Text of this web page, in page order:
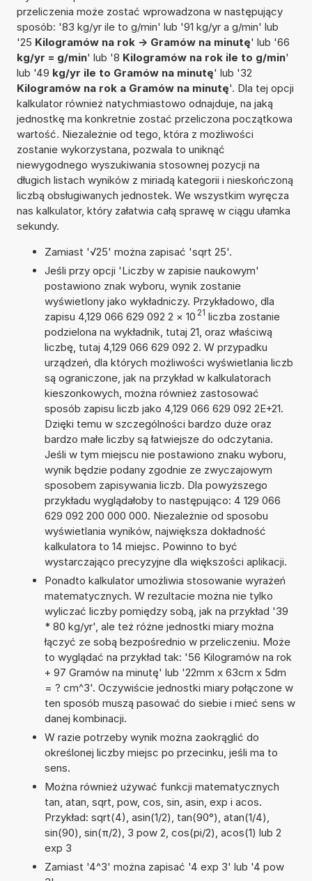
przeliczenia może zostać wprowadzona w następujący
sposób: '83 kg/yr ile to g/min' lub '91 kg/yr a g/min' lub
'25 Kilogramów na rok -> Gramów na minutę' lub '66
kg/yr = g/min' lub '8 Kilogramów na rok ile to g/min'
lub '49 kg/yr ile to Gramów na minutę' lub '32
Kilogramów na rok a Gramów na minutę'. Dla tej opcji
kalkulator również natychmiastowo odnajduje, na jaką
jednostkę ma konkretnie zostać przeliczona początkowa
wartość. Niezależnie od tego, która z możliwości
zostanie wykorzystana, pozwala to uniknąć
niewygodnego wyszukiwania stosownej pozycji na
długich listach wyników z miriadą kategorii i nieskończoną
liczbą obsługiwanych jednostek. We wszystkim wyręcza
nas kalkulator, który załatwia całą sprawę w ciągu ułamka
sekundy.
Zamiast '√25' można zapisać 'sqrt 25'.
Jeśli przy opcji 'Liczby w zapisie naukowym'
postawiono znak wyboru, wynik zostanie
wyświetlony jako wykładniczy. Przykładowo, dla
zapisu 4,129 066 629 092 2 × 10 21 liczba zostanie
podzielona na wykładnik, tutaj 21, oraz właściwą
liczbę, tutaj 4,129 066 629 092 2. W przypadku
urządzeń, dla których możliwości wyświetlania liczb
są ograniczone, jak na przykład w kalkulatorach
kieszonkowych, można również zastosować
sposób zapisu liczb jako 4,129 066 629 092 2E+21.
Dzięki temu w szczególności bardzo duże oraz
bardzo małe liczby są łatwiejsze do odczytania.
Jeśli w tym miejscu nie postawiono znaku wyboru,
wynik będzie podany zgodnie ze zwyczajowym
sposobem zapisywania liczb. Dla powyższego
przykładu wyglądałoby to następująco: 4 129 066
629 092 200 000 000. Niezależnie od sposobu
wyświetlania wyników, największa dokładność
kalkulatora to 14 miejsc. Powinno to być
wystarczająco precyzyjne dla większości aplikacji.
Ponadto kalkulator umożliwia stosowanie wyrażeń
matematycznych. W rezultacie można nie tylko
wyliczać liczby pomiędzy sobą, jak na przykład '39
* 80 kg/yr', ale też różne jednostki miary można
łączyć ze sobą bezpośrednio w przeliczeniu. Może
to wyglądać na przykład tak: '56 Kilogramów na rok
+ 97 Gramów na minutę' lub '22mm x 63cm x 5dm
= ? cm^3'. Oczywiście jednostki miary połączone w
ten sposób muszą pasować do siebie i mieć sens w
danej kombinacji.
W razie potrzeby wynik można zaokrąglić do
określonej liczby miejsc po przecinku, jeśli ma to
sens.
Można również używać funkcji matematycznych
tan, atan, sqrt, pow, cos, sin, asin, exp i acos.
Przykład: sqrt(4), asin(1/2), tan(90°), atan(1/4),
sin(90), sin(π/2), 3 pow 2, cos(pi/2), acos(1) lub 2
exp 3
Zamiast '4^3' można zapisać '4 exp 3' lub '4 pow